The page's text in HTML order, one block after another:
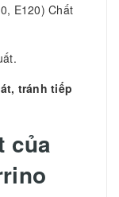
E120) Chất
tránh tiếp
của